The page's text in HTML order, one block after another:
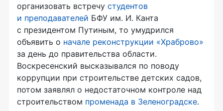
организовать встречу студентов
и преподавателей БФУ им. И. Канта
с президентом Путиным, то умудрился
объявить о начале реконструкции «Храброво»
за день до правительства области.
Воскресенский высказывался по поводу
коррупции при строительстве детских садов,
потом заявлял о недостаточном контроле над
строительством променада в Зеленоградске.